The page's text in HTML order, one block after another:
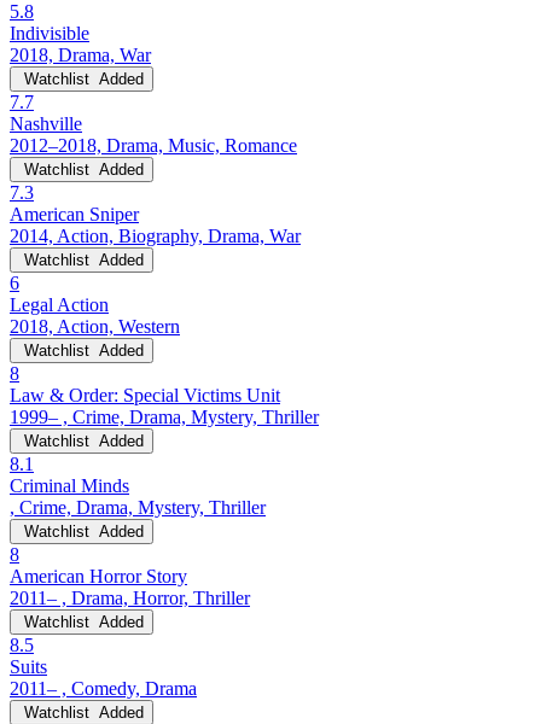
5.8
Indivisible
2018, Drama, War
Watchlist Added
7.7
Nashville
2012–2018, Drama, Music, Romance
Watchlist Added
7.3
American Sniper
2014, Action, Biography, Drama, War
Watchlist Added
6
Legal Action
2018, Action, Western
Watchlist Added
8
Law & Order: Special Victims Unit
1999– , Crime, Drama, Mystery, Thriller
Watchlist Added
8.1
Criminal Minds
, Crime, Drama, Mystery, Thriller
Watchlist Added
8
American Horror Story
2011– , Drama, Horror, Thriller
Watchlist Added
8.5
Suits
2011– , Comedy, Drama
Watchlist Added